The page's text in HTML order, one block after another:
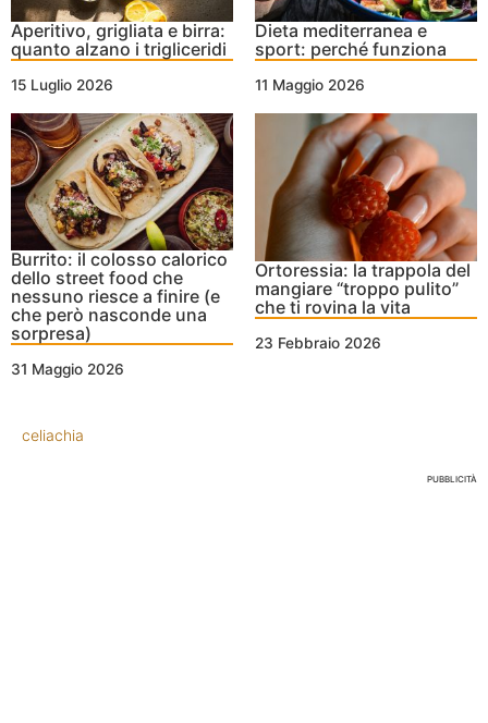
Aperitivo, grigliata e birra:
quanto alzano i trigliceridi
15 Luglio 2026
Dieta mediterranea e
sport: perché funziona
11 Maggio 2026
Burrito: il colosso calorico
dello street food che
nessuno riesce a finire (e
che però nasconde una
sorpresa)
31 Maggio 2026
Ortoressia: la trappola del
mangiare “troppo pulito”
che ti rovina la vita
23 Febbraio 2026
celiachia
PUBBLICITÀ